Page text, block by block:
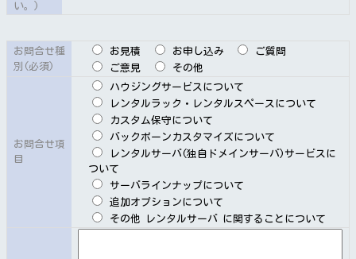
（２）SD2(エコノミー)
（４）SDDX(オリジナル)
（５）カスタマイズサーバ
２ 本サービスは、当社の物理基盤または仮想基盤のサ
ーバ設備（以下、「当社サーバ設備」といいます。）を
提供するサービスとなります。
第３節利用契約
い。)
お問合せ種
別 (必須)
お見積 お申し込み
ご質問
ご意見
その他
お問合せ項
目
ハウジングサービスについて
レンタルラック・レンタルスペースについて
カスタム保守について
バックボーンカスタマイズについて
レンタルサーバ(独自ドメインサーバ)サービスに
ついて
サーバラインナップについて
追加オプションについて
その他 レンタルサーバ に関することについて